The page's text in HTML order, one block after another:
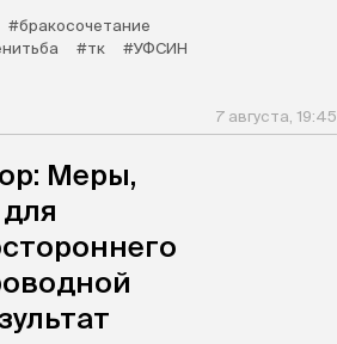
#бракосочетание
#тк #УФСИН
7 августа, 19:45
Меры,